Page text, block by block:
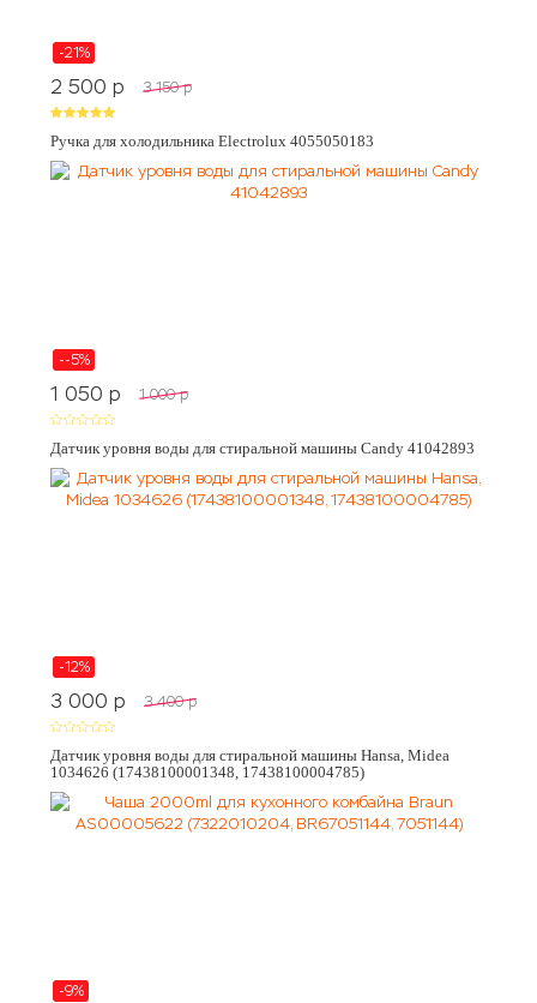
-21%
2 500 p 3 150 p
Ручка для холодильника Electrolux 4055050183
--5%
1 050 p 1 000 p
Датчик уровня воды для стиральной машины Candy 41042893
-12%
3 000 p 3 400 p
Датчик уровня воды для стиральной машины Hansa, Midea
1034626 (17438100001348, 17438100004785)
-9%